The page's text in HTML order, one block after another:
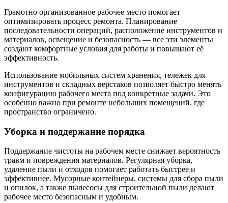
Грамотно организованное рабочее место помогает
оптимизировать процесс ремонта. Планирование
последовательности операций, расположение инструментов и
материалов, освещение и безопасность — все эти элементы
создают комфортные условия для работы и повышают её
эффективность.
Использование мобильных систем хранения, тележек для
инструментов и складных верстаков позволяет быстро менять
конфигурацию рабочего места под конкретные задачи. Это
особенно важно при ремонте небольших помещений, где
пространство ограничено.
Уборка и поддержание порядка
Поддержание чистоты на рабочем месте снижает вероятность
травм и повреждения материалов. Регулярная уборка,
удаление пыли и отходов помогает работать быстрее и
эффективнее. Мусорные контейнеры, системы для сбора пыли
и опилок, а также пылесосы для строительной пыли делают
рабочее место безопасным и удобным.